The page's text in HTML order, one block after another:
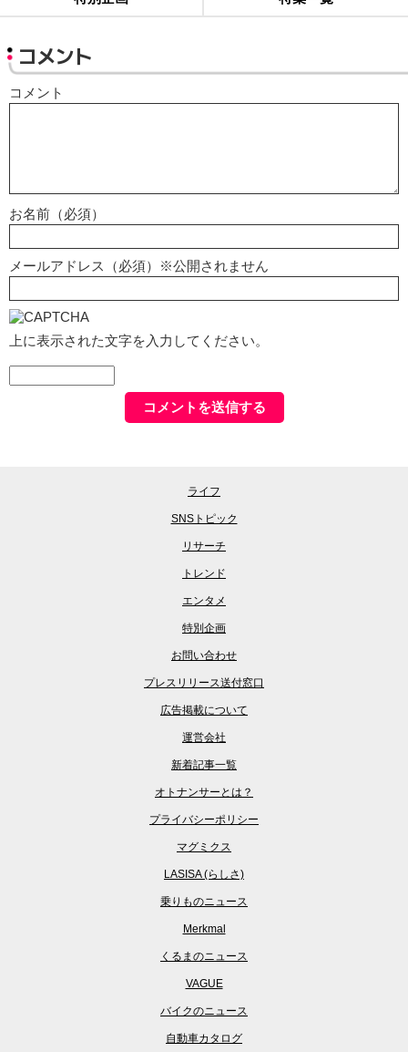
コメント
コメント
お名前（必須）
メールアドレス（必須）※公開されません
上に表示された文字を入力してください。
ライフ
SNSトピック
リサーチ
トレンド
エンタメ
特別企画
お問い合わせ
プレスリリース送付窓口
広告掲載について
運営会社
新着記事一覧
オトナンサーとは？
プライバシーポリシー
マグミクス
LASISA (らしさ)
乗りものニュース
Merkmal
くるまのニュース
VAGUE
バイクのニュース
自動車カタログ